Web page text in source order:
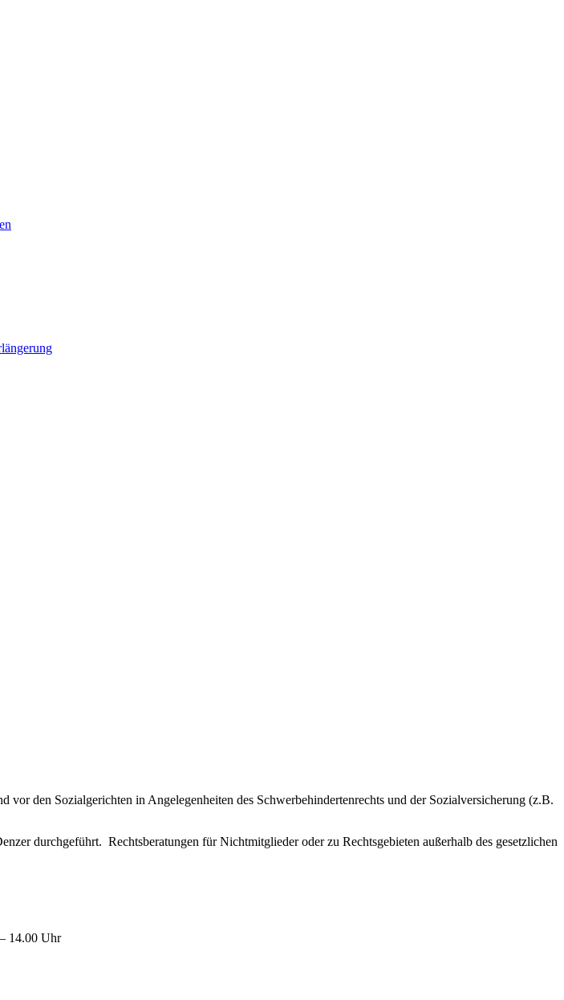
den Sozialgerichten in Angelegenheiten des Schwerbehindertenrechts und der Sozialversicherung (z.B.
durchgeführt. Rechtsberatungen für Nichtmitglieder oder zu Rechtsgebieten außerhalb des gesetzlichen
14.00 Uhr